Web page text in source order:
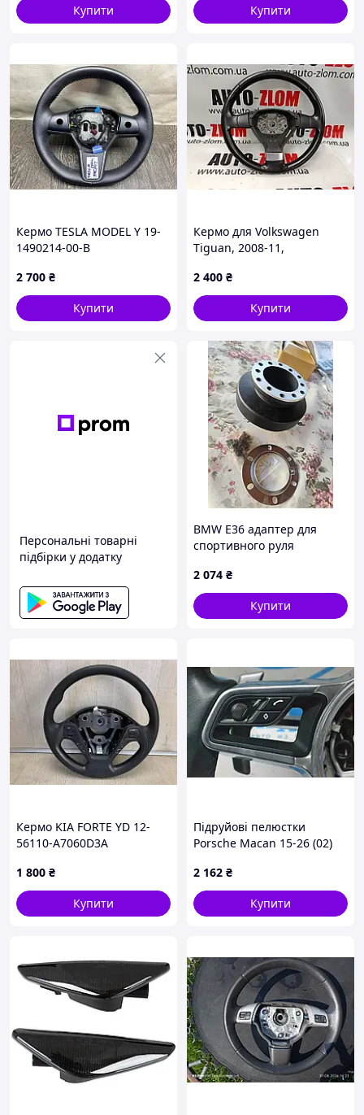
Купити Купити
Кермо TESLA MODEL Y 19-
1490214-00-B
2 700 ₴
Купити
Кермо для Volkswagen
Tiguan, 2008-11,
2 400 ₴
Купити
Персональні товарні
підбірки у додатку
BMW E36 адаптер для
спортивного руля
предназначенный для
установки на автомобили
BMW E3
2 074 ₴
Купити
Кермо KIA FORTE YD 12-
56110-A7060D3A
1 800 ₴
Купити
Підруйові пелюстки
Porsche Macan 15-26 (02)
2 162 ₴
Купити